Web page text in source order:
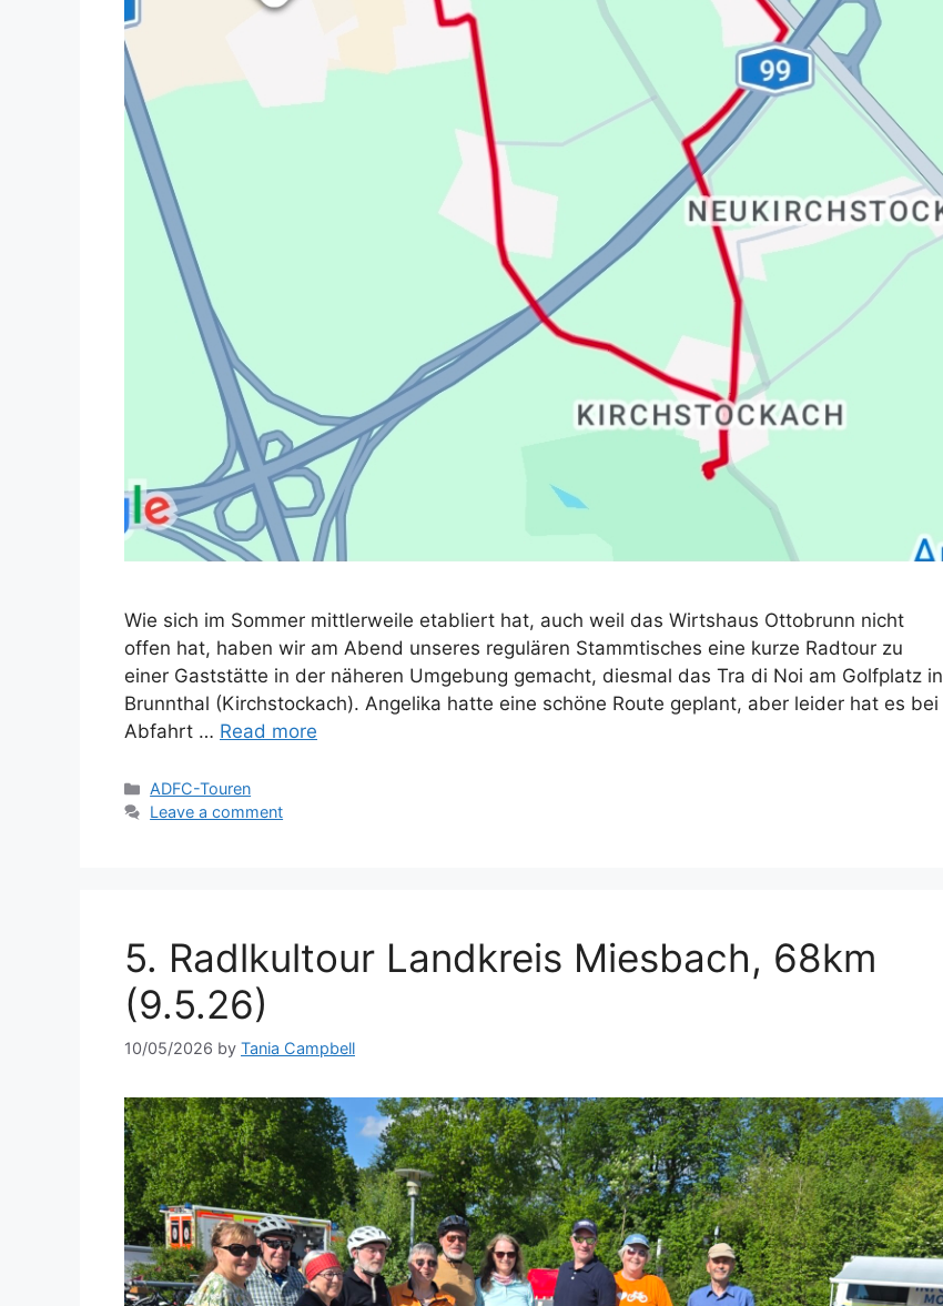
Wie sich im Sommer mittlerweile etabliert hat, auch weil das Wirtshaus Ottobrunn nicht
offen hat, haben wir am Abend unseres regulären Stammtisches eine kurze Radtour zu
einer Gaststätte in der näheren Umgebung gemacht, diesmal das Tra di Noi am Golfplatz in
Brunnthal (Kirchstockach). Angelika hatte eine schöne Route geplant, aber leider hat es bei
Abfahrt … Read more
Categories
ADFC-Touren
Leave a comment
5. Radlkultour Landkreis Miesbach, 68km
(9.5.26)
10/05/2026 by Tania Campbell